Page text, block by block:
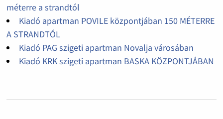
méterre a strandtól
Kiadó apartman POVILE központjában 150 MÉTERRE
A STRANDTÓL
Kiadó PAG szigeti apartman Novalja városában
Kiadó KRK szigeti apartman BASKA KÖZPONTJÁBAN